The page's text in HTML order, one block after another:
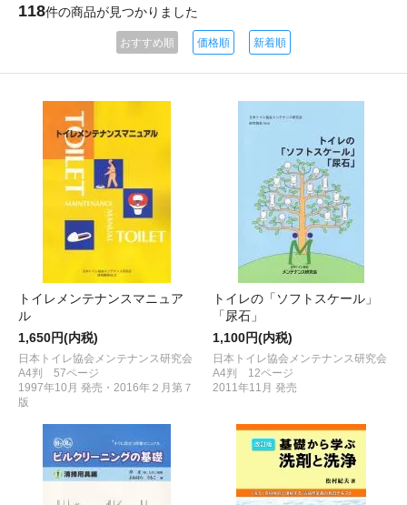
118件の商品が見つかりました
おすすめ順 価格順 新着順
トイレメンテナンスマニュア
ル
1,650円(内税)
日本トイレ協会メンテナンス研究会
A4判 57ページ
1997年10月 発売・2016年２月第７
版
トイレの「ソフトスケール」
「尿石」
1,100円(内税)
日本トイレ協会メンテナンス研究会
A4判 12ページ
2011年11月 発売